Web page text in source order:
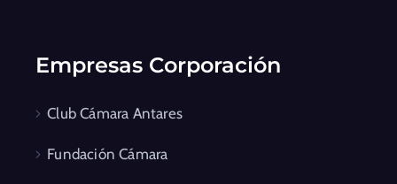
Empresas Corporación
Club Cámara Antares
Fundación Cámara